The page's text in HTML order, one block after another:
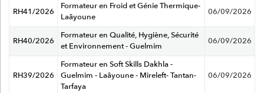
RH41/2026
Formateur en Froid et Génie Thermique-
Laâyoune
06/09/2026
RH40/2026
Formateur en Qualité, Hygiène, Sécurité
et Environnement - Guelmim
06/09/2026
RH39/2026
Formateur en Soft Skills Dakhla -
Guelmim - Laâyoune - Mireleft- Tantan-
Tarfaya
06/09/2026